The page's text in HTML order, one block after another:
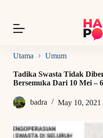
p
o
o
n
n
Utama Umum
Tadika Swasta Tidak
Bersemuka Dari 10 Mei –
badra May 10, 2021